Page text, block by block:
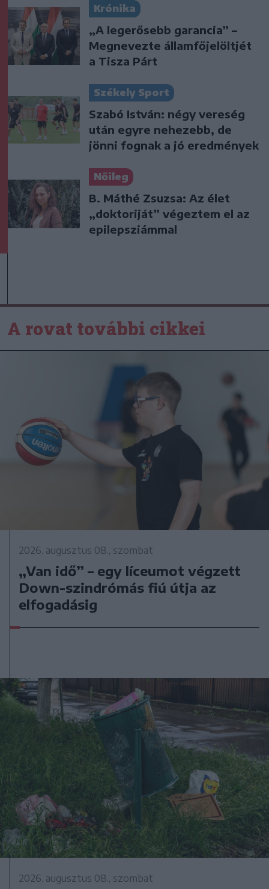
Krónika
„A legerősebb garancia” –
Megnevezte államfőjelöltjét
a Tisza Párt
Székely Sport
Szabó István: négy vereség
után egyre nehezebb, de
jönni fognak a jó eredmények
Nőileg
B. Máthé Zsuzsa: Az élet
„doktoriját” végeztem el az
epilepsziámmal
A rovat további cikkei
2026. augusztus 08., szombat
„Van idő” – egy líceumot végzett
Down-szindrómás fiú útja az
elfogadásig
2026. augusztus 08., szombat